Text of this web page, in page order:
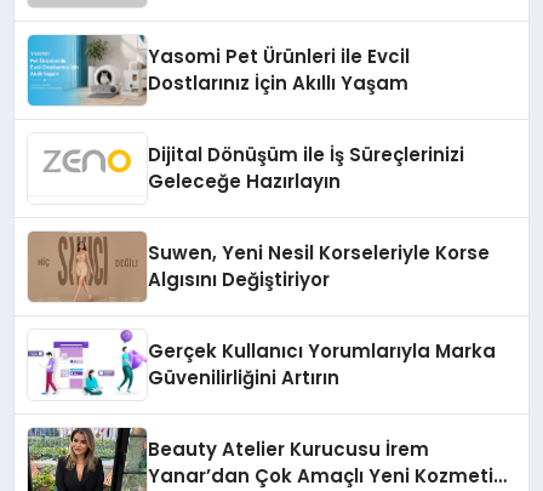
Yasomi Pet Ürünleri ile Evcil
Dostlarınız İçin Akıllı Yaşam
Dijital Dönüşüm ile İş Süreçlerinizi
Geleceğe Hazırlayın
Suwen, Yeni Nesil Korseleriyle Korse
Algısını Değiştiriyor
Gerçek Kullanıcı Yorumlarıyla Marka
Güvenilirliğini Artırın
Beauty Atelier Kurucusu İrem
Yanar’dan Çok Amaçlı Yeni Kozmetik